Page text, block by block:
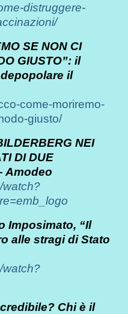
distruggere-
SE NON CI
GIUSTO”: il
il
come-moriremo-
giusto/
NEI
DI DUE
Amodeo
watch?
Imposimato, “Il
alle stragi di Stato
watch?
Chi è il